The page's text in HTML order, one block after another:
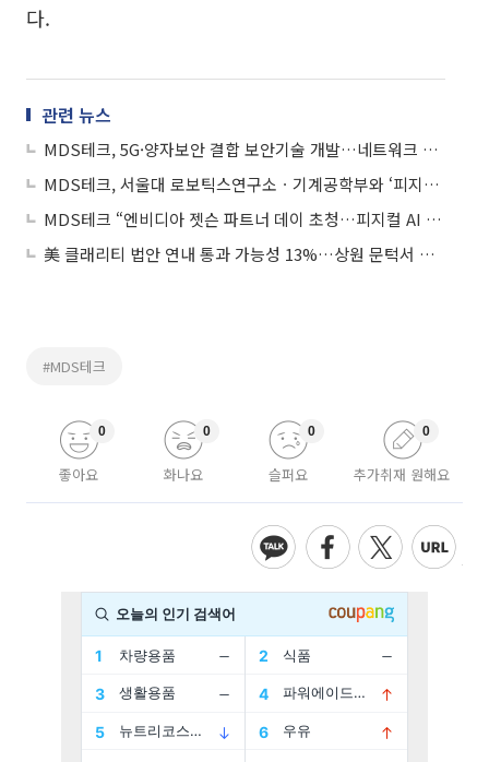
다.
관련 뉴스
MDS테크, 5G·양자보안 결합 보안기술 개발…네트워크 리질리언스 강화
MDS테크, 서울대 로보틱스연구소ㆍ기계공학부와 ‘피지컬 AI’ 로봇 인재 양성 MOU
MDS테크 “엔비디아 젯슨 파트너 데이 초청…피지컬 AI 협력 방안 논의”
美 클래리티 법안 연내 통과 가능성 13%…상원 문턱서 제동
#MDS테크
좋아요
0
화나요
0
슬퍼요
0
추가취재 원해요
0